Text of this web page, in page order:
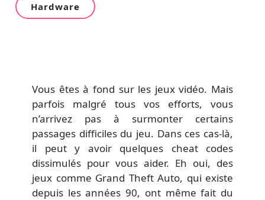
Hardware
Vous êtes à fond sur les jeux vidéo. Mais
parfois malgré tous vos efforts, vous
n’arrivez pas à surmonter certains
passages difficiles du jeu. Dans ces cas-là,
il peut y avoir quelques cheat codes
dissimulés pour vous aider. Eh oui, des
jeux comme Grand Theft Auto, qui existe
depuis les années 90, ont même fait du